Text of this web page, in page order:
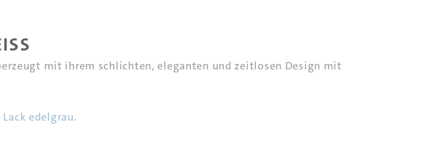
mit ihrem schlichten, eleganten und zeitlosen Design mit
Lack edelgrau.